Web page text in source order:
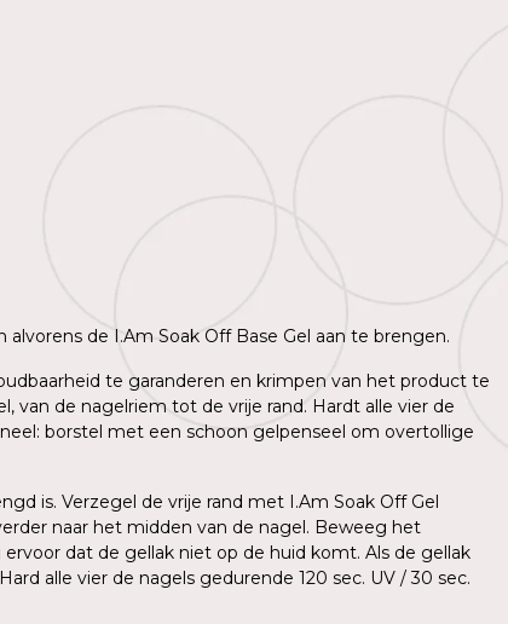
de I.Am Soak Off Base Gel aan te brengen.
te garanderen en krimpen van het product te
van de nagelriem tot de vrije rand. Hardt alle vier de
borstel met een schoon gelpenseel om overtollige
is. Verzegel de vrije rand met I.Am Soak Off Gel
naar het midden van de nagel. Beweeg het
dat de gellak niet op de huid komt. Als de gellak
alle vier de nagels gedurende 120 sec. UV / 30 sec.